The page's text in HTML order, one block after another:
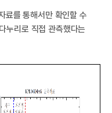
료를 통해서만 확인할 수
누리로 직접 관측했다는